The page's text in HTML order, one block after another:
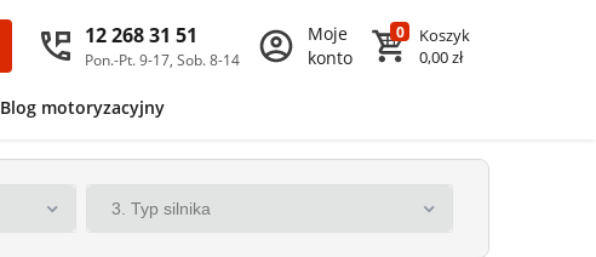
12 268 31 51
Pon.-Pt. 9-17, Sob. 8-14
Moje
konto
0
Koszyk
0,00 zł
Blog motoryzacyjny